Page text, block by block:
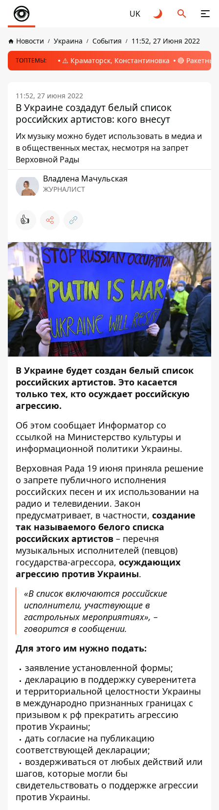
UK
Новости Украина События 11:52, 27 Июня 2022
ТОПТЕМЫ: ⚠️ Краматорск, Константиновка 🔴
11:52, 27 июня 2022
В Украине создадут белый список
российских артистов: кого внесут
Их музыку можно будет использовать в медиа и
в общественных местах, несмотря на запрет
Верховной Рады
Владлена Мачульская
ЖУРНАЛИСТ
👍
В Украине будет создан белый список
российских артистов. Это касается
только тех, кто осуждает российскую
агрессию.
Об этом сообщает Информатор со
ссылкой на Министерство культуры и
информационной политики Украины.
Верховная Рада 19 июня приняла решение
о запрете публичного исполнения
российских песен и их использовании на
радио и телевидении. Закон
предусматривает, в частности, создание
так называемого белого списка
российских артистов – перечня
музыкальных исполнителей (певцов)
государства-агрессора, осуждающих
агрессию против Украины.
«В список включаются российские
исполнители, участвующие в
гастрольных мероприятиях», –
говорится в сообщении.
Для этого им нужно подать:
заявление установленной формы;
декларацию в поддержку суверенитета
и территориальной целостности Украины
в международно признанных границах с
призывом к рф прекратить агрессию
против Украины;
дать согласие на публикацию
соответствующей декларации;
воздерживаться от любых действий или
шагов, которые могли бы
свидетельствовать о поддержке агрессии
против Украины.